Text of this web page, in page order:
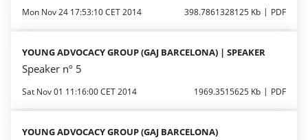
Mon Nov 24 17:53:10 CET 2014 398.7861328125 Kb PDF
YOUNG ADVOCACY GROUP (GAJ BARCELONA) | SPEAKER
Speaker nº 5
Sat Nov 01 11:16:00 CET 2014 1969.3515625 Kb PDF
YOUNG ADVOCACY GROUP (GAJ BARCELONA)